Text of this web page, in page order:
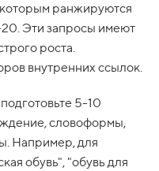
ранжируются
Эти запросы имеют
роста.
внутренних ссылок.
5-10
словоформы,
Например, для
обувь", "обувь для